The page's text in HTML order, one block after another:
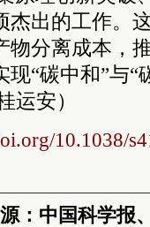
杰出的工作。
物分离成本，
“碳中和”与“
运安）
10.1038/
：中国科学报